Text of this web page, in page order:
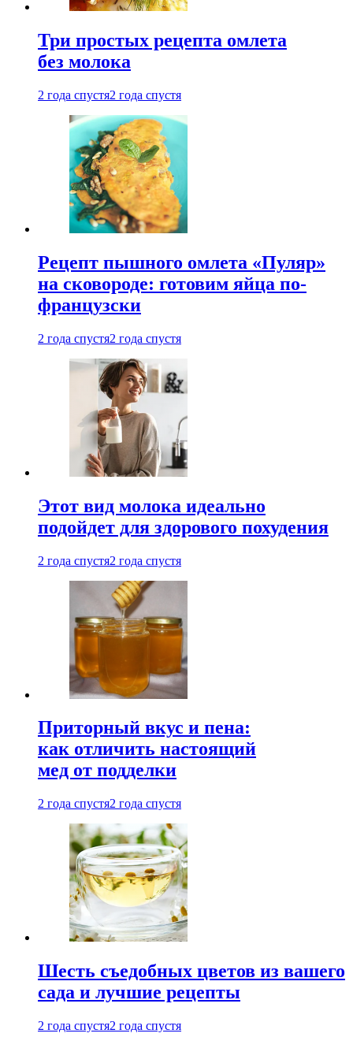
Три простых рецепта омлета
без молока
2 года спустя2 года спустя
Рецепт пышного омлета «Пуляр»
на сковороде: готовим яйца по-
французски
2 года спустя2 года спустя
Этот вид молока идеально
подойдет для здорового похудения
2 года спустя2 года спустя
Приторный вкус и пена:
как отличить настоящий
мед от подделки
2 года спустя2 года спустя
Шесть съедобных цветов из вашего
сада и лучшие рецепты
2 года спустя2 года спустя